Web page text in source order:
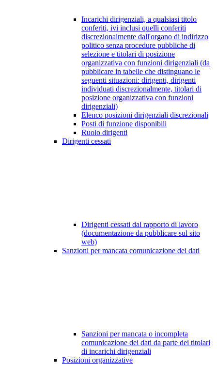
Incarichi dirigenziali, a qualsiasi titolo
conferiti, ivi inclusi quelli conferiti
discrezionalmente dall'organo di indirizzo
politico senza procedure pubbliche di
selezione e titolari di posizione
organizzativa con funzioni dirigenziali (da
pubblicare in tabelle che distinguano le
seguenti situazioni: dirigenti, dirigenti
individuati discrezionalmente, titolari di
posizione organizzativa con funzioni
dirigenziali)
Elenco posizioni dirigenziali discrezionali
Posti di funzione disponibili
Ruolo dirigenti
Dirigenti cessati
Dirigenti cessati dal rapporto di lavoro
(documentazione da pubblicare sul sito
web)
Sanzioni per mancata comunicazione dei dati
Sanzioni per mancata o incompleta
comunicazione dei dati da parte dei titolari
di incarichi dirigenziali
Posizioni organizzative